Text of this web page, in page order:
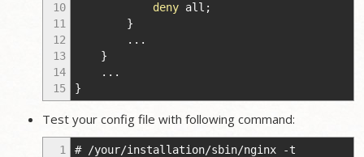
10
11
12
13
14
15
deny all ;
}
...
}
...
}
Test your config file with following command:
1
# /your/installation/sbin/nginx -t